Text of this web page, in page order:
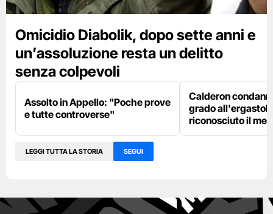
Omicidio Diabolik, dopo sette anni e
un’assoluzione resta un delitto
senza colpevoli
Assolto in Appello: "Poche prove
e tutte controverse"
Calderon
grado
riconosciuto il
LEGGI TUTTA LA STORIA SEGUI